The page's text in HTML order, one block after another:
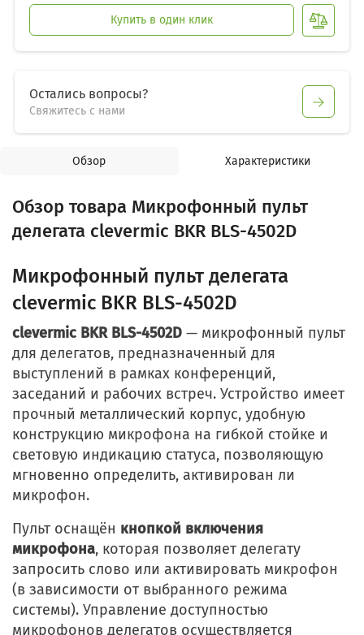
Купить в один клик
Остались вопросы?
Свяжитесь с нами
Обзор Характеристики
Обзор товара Микрофонный пульт
делегата clevermic BKR BLS-4502D
Микрофонный пульт делегата
clevermic BKR BLS-4502D
clevermic BKR BLS-4502D — микрофонный пульт
для делегатов, предназначенный для
выступлений в рамках конференций,
заседаний и рабочих встреч. Устройство имеет
прочный металлический корпус, удобную
конструкцию микрофона на гибкой стойке и
световую индикацию статуса, позволяющую
мгновенно определить, активирован ли
микрофон.
Пульт оснащён кнопкой включения
микрофона, которая позволяет делегату
запросить слово или активировать микрофон
(в зависимости от выбранного режима
системы). Управление доступностью
микрофонов делегатов осуществляется